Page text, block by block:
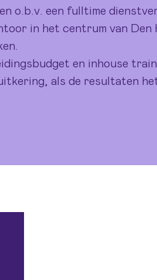
o.b.v. een fulltime
in het centrum van Den
en inhouse
als de resultaten